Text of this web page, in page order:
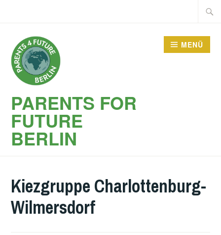
springen
Suche
PARENTS FOR
FUTURE
BERLIN
MENÜ
Kiezgruppe Charlottenburg-
Wilmersdorf